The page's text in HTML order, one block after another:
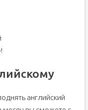
английский